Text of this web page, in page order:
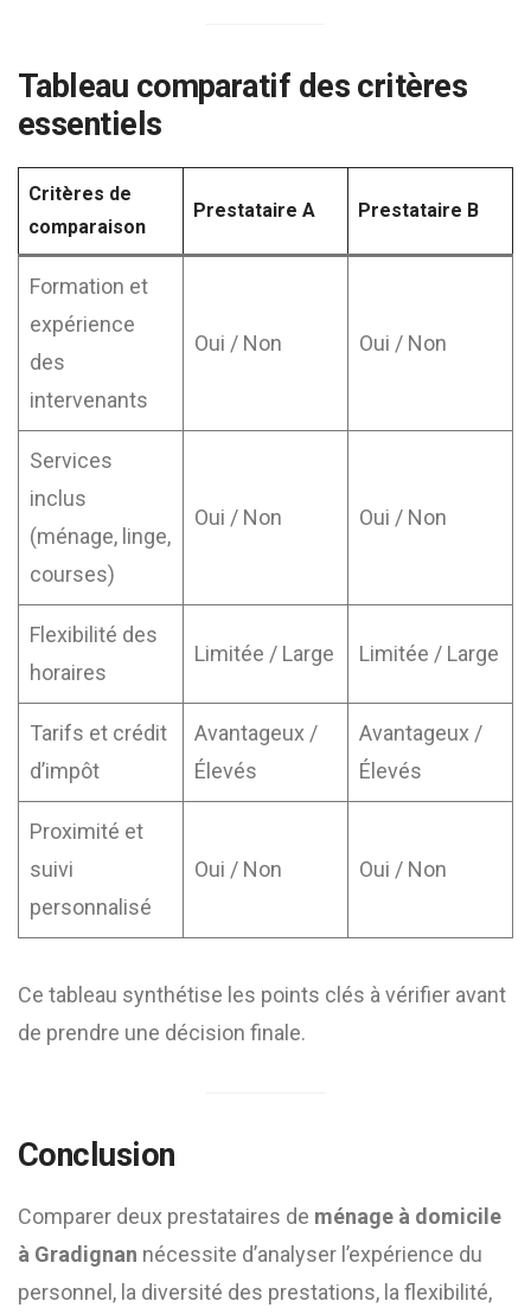
Tableau comparatif des critères
essentiels
Critères de
comparaison
Prestataire A Prestataire B
Formation et
expérience
des
intervenants
Oui / Non Oui / Non
Services
inclus
(ménage, linge,
courses)
Oui / Non Oui / Non
Flexibilité des
horaires
Limitée / Large Limitée / Large
Tarifs et crédit
d’impôt
Avantageux /
Élevés
Avantageux /
Élevés
Proximité et
suivi
personnalisé
Oui / Non Oui / Non
Ce tableau synthétise les points clés à vérifier avant
de prendre une décision finale.
Conclusion
Comparer deux prestataires de ménage à domicile
à Gradignan nécessite d’analyser l’expérience du
personnel, la diversité des prestations, la flexibilité,